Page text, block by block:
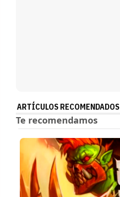
ARTÍCULOS RECOMENDADOS